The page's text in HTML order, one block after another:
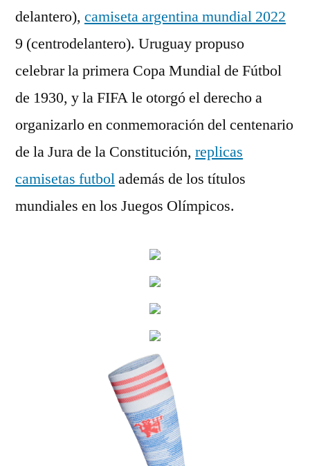
delantero), camiseta argentina mundial 2022
9 (centrodelantero). Uruguay propuso
celebrar la primera Copa Mundial de Fútbol
de 1930, y la FIFA le otorgó el derecho a
organizarlo en conmemoración del centenario
de la Jura de la Constitución, replicas
camisetas futbolademás de los títulos
mundiales en los Juegos Olímpicos.